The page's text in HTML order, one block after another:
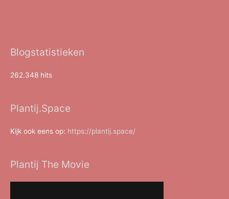
Blogstatistieken
262.348 hits
Plantij.Space
Kijk ook eens op: https://plantij.space/
Plantij The Movie